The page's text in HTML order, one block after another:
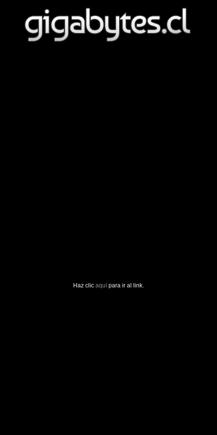
Haz clic aquí para ir al link.